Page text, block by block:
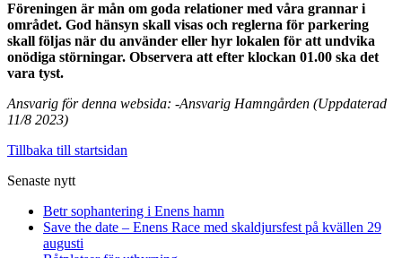
Föreningen är mån om goda relationer med våra grannar i
området. God hänsyn skall visas och reglerna för parkering
skall följas när du använder eller hyr lokalen för att undvika
onödiga störningar. Observera att efter klockan 01.00 ska det
vara tyst.
Ansvarig för denna websida: -Ansvarig Hamngården (Uppdaterad
11/8 2023)
Tillbaka till startsidan
Senaste nytt
Betr sophantering i Enens hamn
Save the date – Enens Race med skaldjursfest på kvällen 29
augusti